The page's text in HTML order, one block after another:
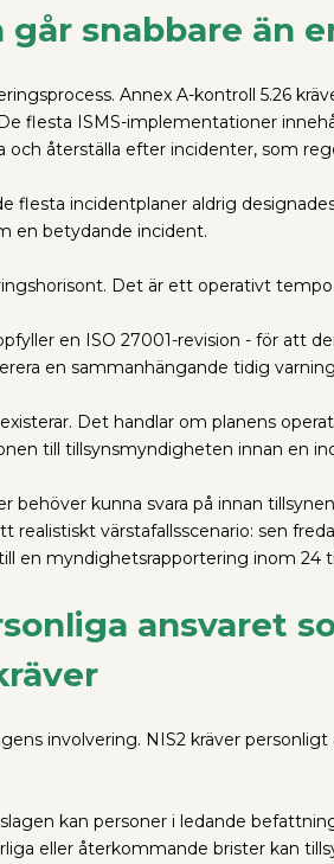
går snabbare än
Annex A-kontroll 5.26
flesta ISMS-implementationer
och återställa efter incidenter, som
flesta incidentplaner aldrig
en betydande incident.
Det är ett operativt tempo.
en ISO 27001-revision - för att
en sammanhängande tidig
Det handlar om planens
till tillsynsmyndigheten innan en
behöver kunna svara på innan
värstafallsscenario: sen
en myndighetsrapportering inom 24
ansvaret
involvering. NIS2 kräver
kan personer i ledande
eller återkommande brister kan